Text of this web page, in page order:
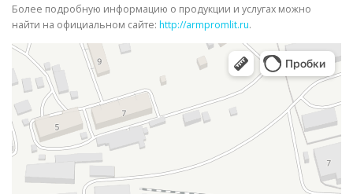
Более подробную информацию о продукции и услугах можно
найти на официальном сайте: http://armpromlit.ru.